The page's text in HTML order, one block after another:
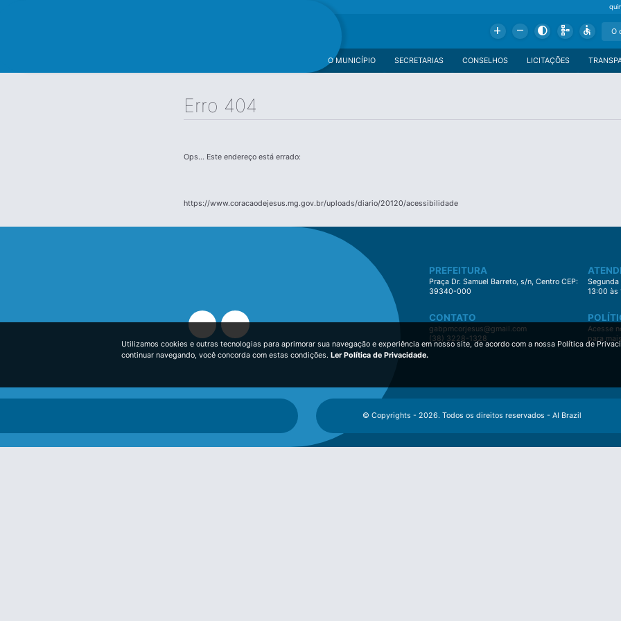
Add Remove Contrast Schema Accessible
LICITAÇÕES
CONSELHOS
SECRETARIAS
O MUNICÍPIO
Erro 404
Ops... Este endereço está errado:
https://www.coracaodejesus.mg.gov.br/uploads/diario/20120/acessibilidade
PREFEITURA
Praça Dr. Samuel Barreto, s/n, Centro CEP:
39340-000
Segunda
13:00 às
CONTATO
gabpmcorjesus@gmail.com
(38) 3228-1328
Acesse
para
© Copyrights - 2026. Todos os direitos reservados - AI Brazil
Utilizamos cookies e outras tecnologias para aprimorar sua navegação e experiência em nosso site, de acordo com a nossa Política de
continuar navegando, você concorda com estas condições. Ler Política de Privacidade.